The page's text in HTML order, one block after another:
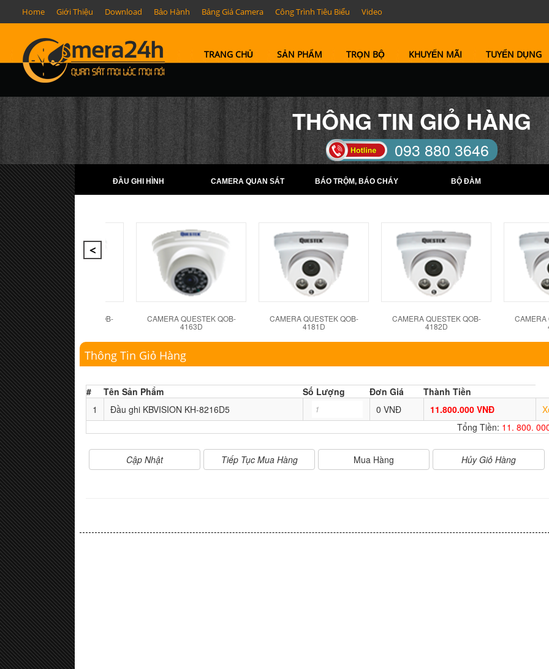
Home Giới Thiệu Download Bảo Hành Bảng Giá Camera Công Trình Tiêu Biểu Video
TRANG CHỦ SẢN PHẨM TRỌN BỘ KHUYẾN MÃI TUYỂN DỤNG
THÔNG TIN GIỎ HÀNG
093 880 3646
TELL: (0274) 6569422 -
(0274) 6569423
ĐẦU GHI HÌNH CAMERA QUAN SÁT BÁO TRỘM, BÁO CHÁY BỘ ĐÀM
CAMERA QUESTEK QOB-
4162D
CAMERA QUESTEK QOB-
4163D
CAMERA QUESTEK QOB-
4181D
CAMERA QUESTEK QOB-
4182D
CAMERA
Thông Tin Giỏ Hàng
# Tên Sản Phẩm Số Lượng Đơn Giá
Thành Tiền
1
Đầu ghi KBVISION KH-8216D5 0 VNĐ 11.800.000 VNĐ
Tổng Tiền: 11. 800.
Mua Hàng